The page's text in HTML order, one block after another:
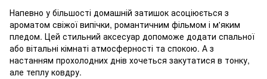
Напевно у більшості домашній затишок асоціюється з
ароматом свіжої випічки, романтичним фільмом і м'яким
пледом. Цей стильний аксесуар допоможе додати спальної
або вітальні кімнаті атмосферності та спокою. А з
настанням прохолодних днів хочеться закутатися в тонку,
але теплу ковдру.